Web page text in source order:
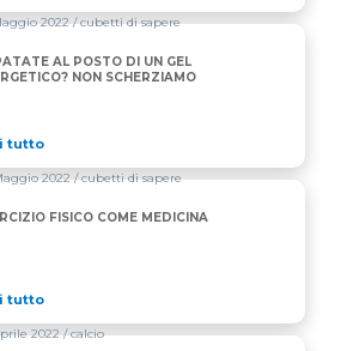
POSTO DI UN GEL ENERGETICO?
2022/ cubetti di sapere
AL POSTO DI UN GEL
NON SCHERZIAMO
tutto
COME MEDICINA
2022/ cubetti di sapere
FISICO COME MEDICINA
tutto
2022/ calcio